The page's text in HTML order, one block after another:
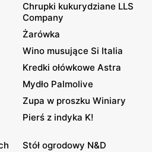
Chrupki kukurydziane LLS
Company
Żarówka
Wino musujące Si Italia
Kredki ołówkowe Astra
Mydło Palmolive
Zupa w proszku Winiary
Pierś z indyka K!
Stół ogrodowy N&D